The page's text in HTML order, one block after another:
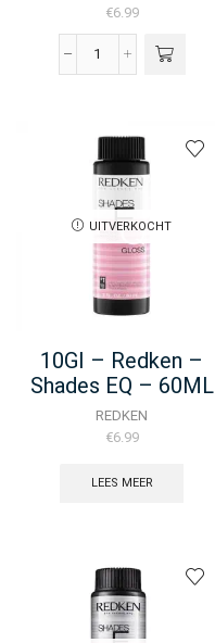
€6.99
10AV
Gel
Oils
-
60ML
aantal
UITVERKOCHT
10GI – Redken –
Shades EQ – 60ML
REDKEN
€6.99
LEES MEER